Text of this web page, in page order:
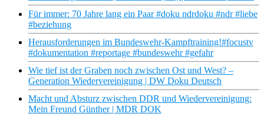
Für immer: 70 Jahre lang ein Paar #doku ndrdoku #ndr #liebe
#beziehung
Herausforderungen im Bundeswehr-Kampftraining!#focustv
#dokumentation #reportage #bundeswehr #gefahr
Wie tief ist der Graben noch zwischen Ost und West? –
Generation Wiedervereinigung | DW Doku Deutsch
Macht und Absturz zwischen DDR und Wiedervereinigung:
Mein Freund Günther | MDR DOK